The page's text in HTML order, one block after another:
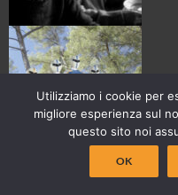
Utilizziamo i cookie per
migliore esperienza sul
questo sito noi
OK